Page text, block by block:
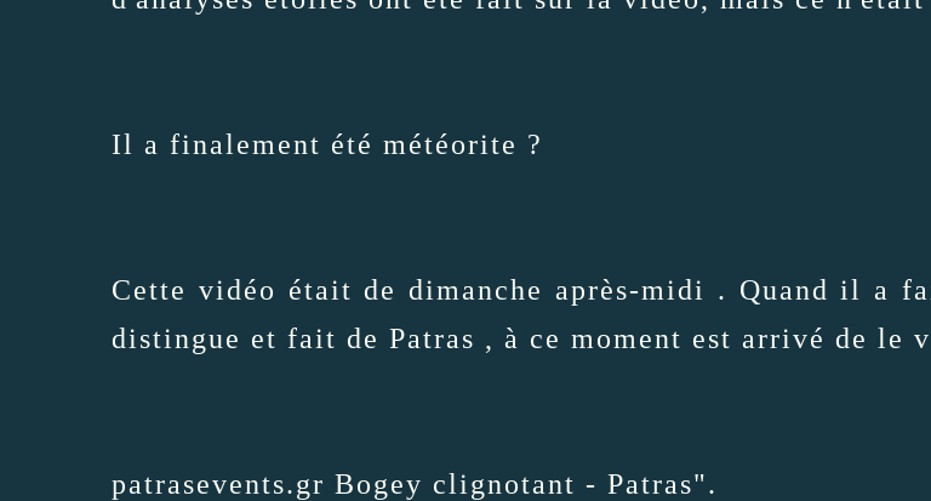
Il a finalement été météorite ?
Cette vidéo était de dimanche après-midi . Quand il a
distingue et fait de Patras , à ce moment est arrivé de le
patrasevents.gr Bogey clignotant - Patras".